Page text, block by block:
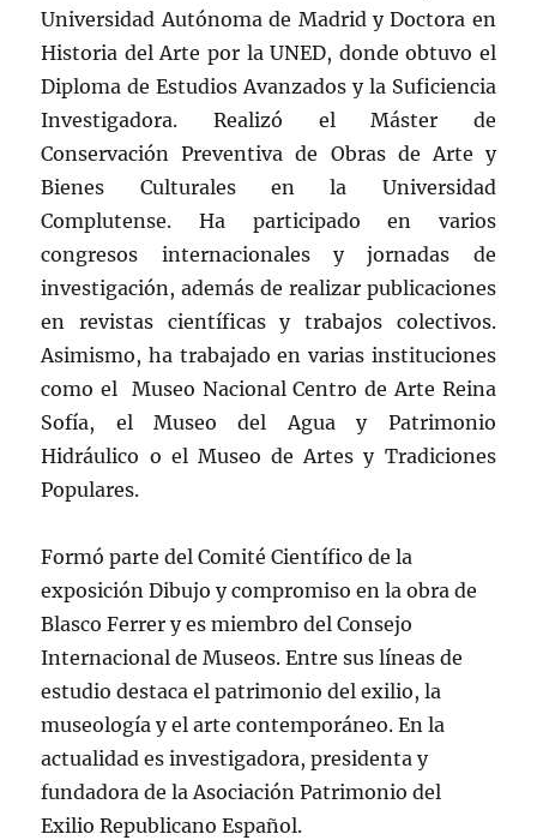
Universidad Autónoma de Madrid y Doctora en
Historia del Arte por la UNED, donde obtuvo el
Diploma de Estudios Avanzados y la Suficiencia
Investigadora. Realizó el Máster de
Conservación Preventiva de Obras de Arte y
Bienes Culturales en la Universidad
Complutense. Ha participado en varios
congresos internacionales y jornadas de
investigación, además de realizar publicaciones
en revistas científicas y trabajos colectivos.
Asimismo, ha trabajado en varias instituciones
como el Museo Nacional Centro de Arte Reina
Sofía, el Museo del Agua y Patrimonio
Hidráulico o el Museo de Artes y Tradiciones
Populares.
Formó parte del Comité Científico de la
exposición Dibujo y compromiso en la obra de
Blasco Ferrer y es miembro del Consejo
Internacional de Museos. Entre sus líneas de
estudio destaca el patrimonio del exilio, la
museología y el arte contemporáneo. En la
actualidad es investigadora, presidenta y
fundadora de la Asociación Patrimonio del
Exilio Republicano Español.